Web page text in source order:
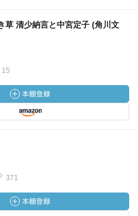
草 清少納言と中宮定子 (角川文
15
371